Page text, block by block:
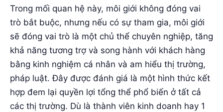
Trong mối quan hệ này, môi giới không đóng vai
trò bắt buộc, nhưng nếu có sự tham gia, môi giới
sẽ đóng vai trò là một chủ thể chuyên nghiệp, tăng
khả năng tương trợ và song hành với khách hàng
bằng kinh nghiệm cá nhân và am hiểu thị trường,
pháp luật. Đây được đánh giá là một hình thức kết
hợp đem lại quyền lợi tổng thể phổ biến ở tất cả
các thị trường. Dù là thành viên kinh doanh hay 1